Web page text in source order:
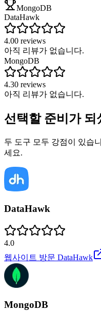
MongoDB
DataHawk
4.00 reviews
아직 리뷰가 없습니다.
MongoDB
4.30 reviews
아직 리뷰가 없습니다.
선택할 준비가 되
두 도구 모두 강점이 있습
세요.
DataHawk
4.0
웹사이트 방문 DataHawk
MongoDB